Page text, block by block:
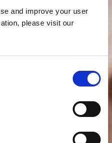
and improve your user
please visit our